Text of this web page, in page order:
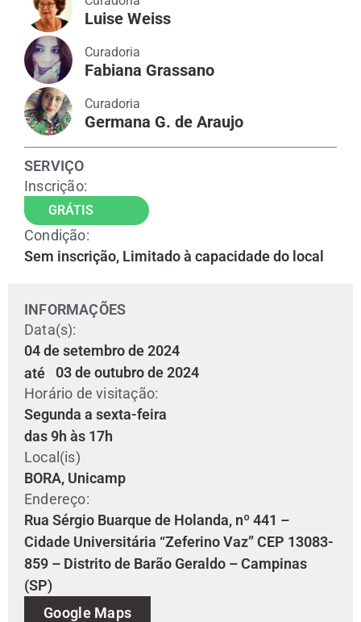
Luise Weiss
Curadoria
Fabiana Grassano
Curadoria
Germana G. de Araujo
SERVIÇO
Inscrição:
GRÁTIS
Condição:
Sem inscrição, Limitado à capacidade do local
INFORMAÇÕES
Data(s):
04 de setembro de 2024
até
03 de outubro de 2024
Horário de visitação:
Segunda a sexta-feira
das 9h às 17h
Local(is)
BORA, Unicamp
Endereço:
Rua Sérgio Buarque de Holanda, nº 441 –
Cidade Universitária “Zeferino Vaz” CEP 13083-
859 – Distrito de Barão Geraldo – Campinas
(SP)
Google Maps